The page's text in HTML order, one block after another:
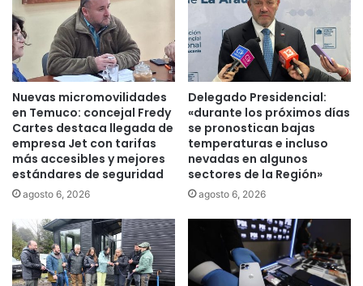
m
e
t
r
d
e
c
o
r
a
f
u
e
n
H
a
w
k
i
n
g
”
d
e
i
t
r
u
Nuevas micromovilidades
en Temuco: concejal Fredy
Cartes destaca llegada de
empresa Jet con tarifas
más accesibles y mejores
estándares de seguridad
agosto 6, 2026
Delegado Presidencial:
«durante los próximos días
se pronostican bajas
temperaturas e incluso
nevadas en algunos
sectores de la Región»
agosto 6, 2026